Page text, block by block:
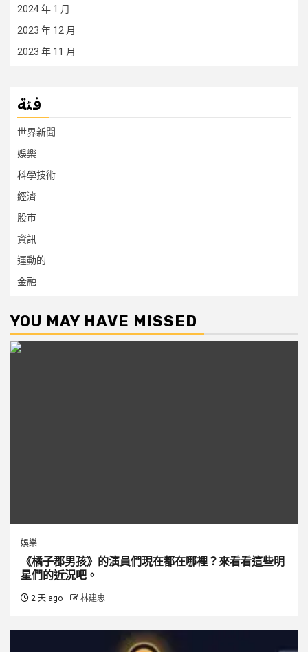
2024 年 1 月
2023 年 12 月
2023 年 11 月
فئة
世界新聞
娛樂
科學技術
經濟
股市
資訊
運動的
金融
YOU MAY HAVE MISSED
娛樂
《橘子郡男孩》的演員們現在都在哪裡？來看看這些明
星們的近況吧。
2 天 ago 林建忠